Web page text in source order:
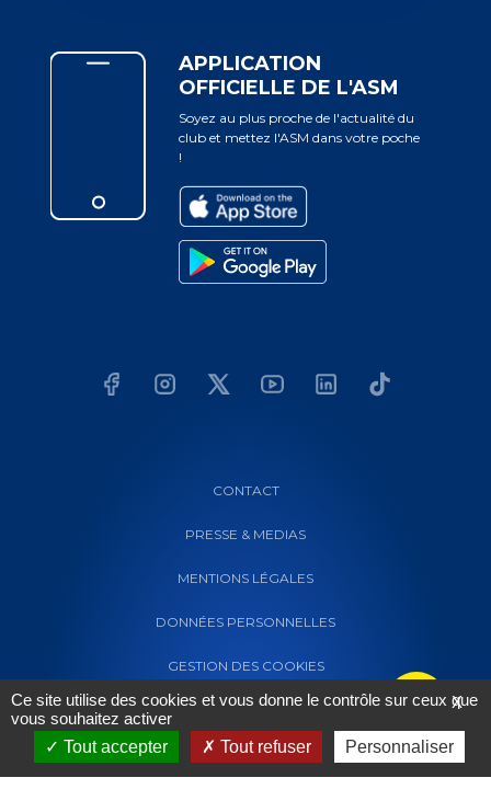
APPLICATION
OFFICIELLE DE L'ASM
Soyez au plus proche de l'actualité du
club et mettez l'ASM dans votre poche
!
CONTACT
PRESSE & MEDIAS
MENTIONS LÉGALES
DONNÉES PERSONNELLES
GESTION DES COOKIES
X
Ce site utilise des cookies et vous donne le contrôle sur ceux que
vous souhaitez activer
Tout accepter
Tout refuser Personnaliser